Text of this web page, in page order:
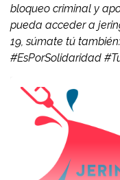
bloqueo criminal y
pueda acceder a
19, súmate tú
#EsPorSolidaridad